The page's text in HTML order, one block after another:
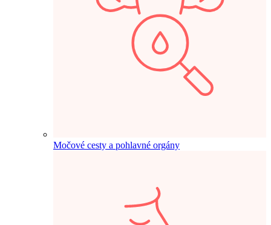
Močové cesty a pohlavné orgány